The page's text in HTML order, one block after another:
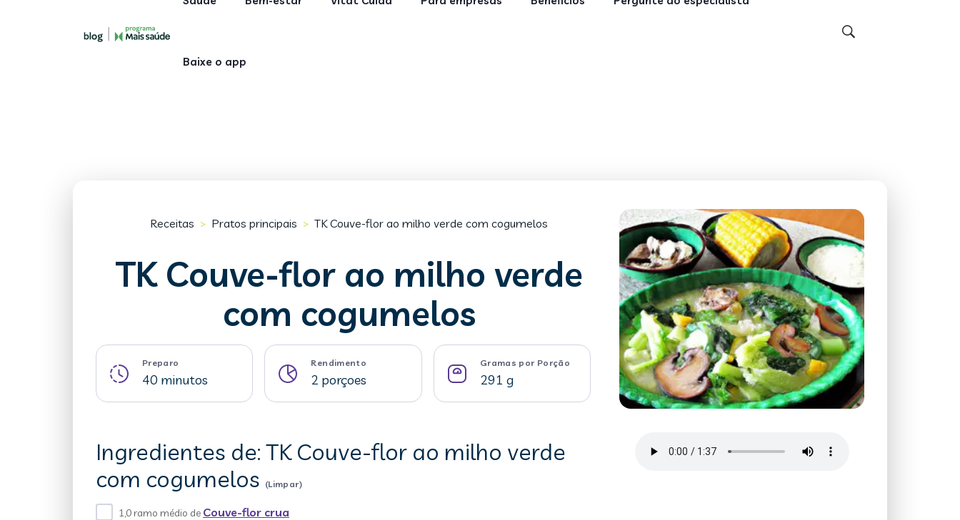
Baixe o app
Receitas > Pratos principais > TK Couve-flor ao milho verde com cogumelos
TK Couve-flor ao milho verde
com cogumelos
Preparo
40 minutos
Rendimento
2 porçoes
Gramas por Porção
291 g
Ingredientes de: TK Couve-flor ao milho verde
com cogumelos (Limpar)
1,0 ramo médio de Couve-flor crua